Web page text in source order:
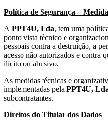
Política de Segurança –
A PPT4U, Lda, tem uma
ponto vista técnico e
pessoais contra a destruição, a
acesso não autorizados e contra
ilícito ou abusivo.
As medidas técnicas e
implementadas pela PPT4U, Lda
subcontratantes.
Direitos do Titular dos Dados